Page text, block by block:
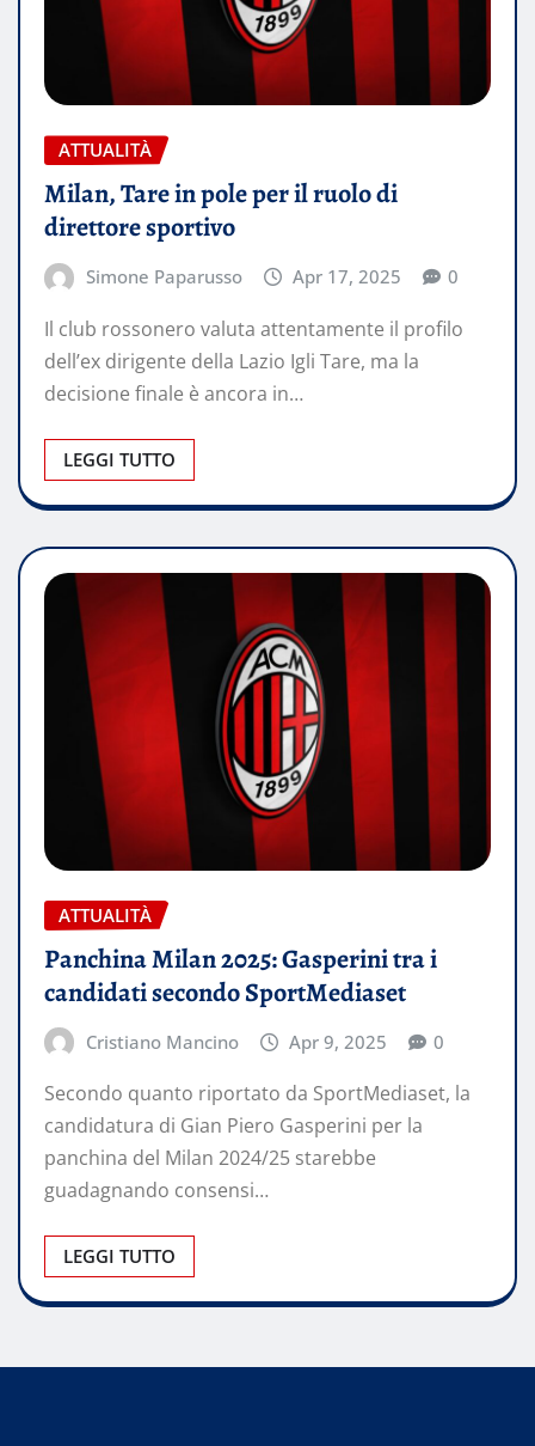
ATTUALITÀ
Milan, Tare in pole per il ruolo di
direttore sportivo
Simone Paparusso Apr 17, 2025 0
Il club rossonero valuta attentamente il profilo
dell’ex dirigente della Lazio Igli Tare, ma la
decisione finale è ancora in…
LEGGI TUTTO
ATTUALITÀ
Panchina Milan 2025: Gasperini tra i
candidati secondo SportMediaset
Cristiano Mancino Apr 9, 2025 0
Secondo quanto riportato da SportMediaset, la
candidatura di Gian Piero Gasperini per la
panchina del Milan 2024/25 starebbe
guadagnando consensi…
LEGGI TUTTO